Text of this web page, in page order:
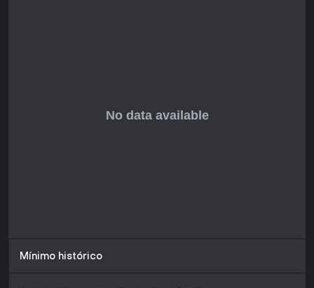
Mínimo histórico